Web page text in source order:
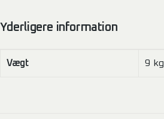
Yderligere information
Vægt 9 kg